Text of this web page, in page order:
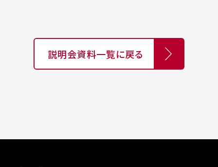
説明会資料一覧に戻る